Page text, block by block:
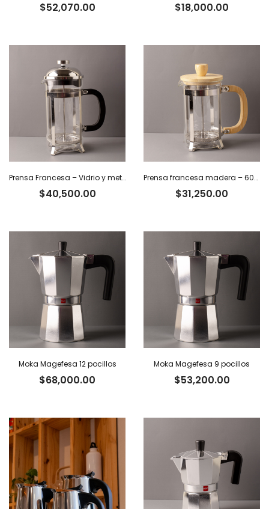
$52,070.00 $18,000.00
Prensa Francesa – Vidrio y metal. 1 L
$40,500.00
Prensa francesa madera – 600 ml
$31,250.00
Moka Magefesa 12 pocillos
$68,000.00
Moka Magefesa 9 pocillos
$53,200.00